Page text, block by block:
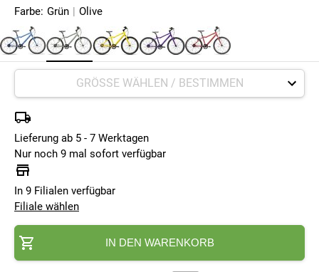
Farbe: Grün | Olive
Lieferung ab 5 - 7 Werktagen
Nur noch 9 mal sofort verfügbar
In 9 Filialen verfügbar
Filiale wählen
IN DEN WARENKORB